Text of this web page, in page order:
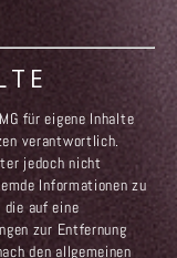
für eigene Inhalte
verantwortlich.
jedoch nicht
Informationen zu
die auf eine
zur Entfernung
den allgemeinen